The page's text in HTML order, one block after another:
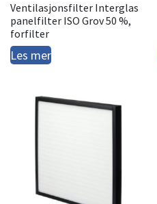
Ventilasjonsfilter Interglas
panelfilter ISO Grov 50 %,
forfilter
Les mer